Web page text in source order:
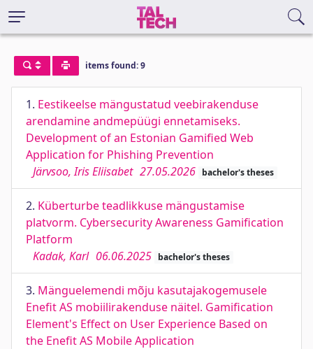
items found: 9
1. Eestikeelse mängustatud veebirakenduse
arendamine andmepüügi ennetamiseks.
Development of an Estonian Gamified Web
Application for Phishing Prevention
Järvsoo, Iris Eliisabet 27.05.2026 bachelor's theses
2. Küberturbe teadlikkuse mängustamise
platvorm. Cybersecurity Awareness Gamification
Platform
Kadak, Karl 06.06.2025 bachelor's theses
3. Mänguelemendi mõju kasutajakogemusele
Enefit AS mobiilirakenduse näitel. Gamification
Element's Effect on User Experience Based on
the Enefit AS Mobile Application